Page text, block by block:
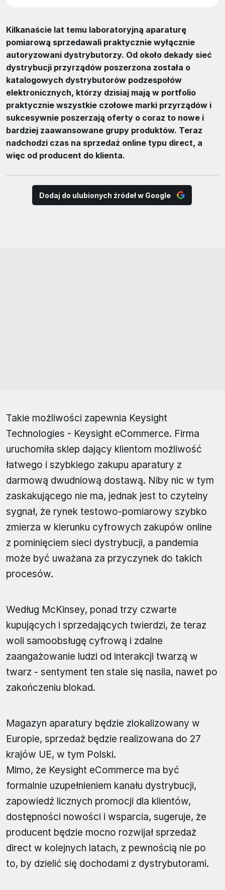
Kilkanaście lat temu laboratoryjną aparaturę
pomiarową sprzedawali praktycznie wyłącznie
autoryzowani dystrybutorzy. Od około dekady sieć
dystrybucji przyrządów poszerzona została o
katalogowych dystrybutorów podzespołów
elektronicznych, którzy dzisiaj mają w portfolio
praktycznie wszystkie czołowe marki przyrządów i
sukcesywnie poszerzają oferty o coraz to nowe i
bardziej zaawansowane grupy produktów. Teraz
nadchodzi czas na sprzedaż online typu direct, a
więc od producent do klienta.
Dodaj do ulubionych źródeł w Google
Takie możliwości zapewnia Keysight
Technologies - Keysight eCommerce. Firma
uruchomiła sklep dający klientom możliwość
łatwego i szybkiego zakupu aparatury z
darmową dwudniową dostawą. Niby nic w tym
zaskakującego nie ma, jednak jest to czytelny
sygnał, że rynek testowo-pomiarowy szybko
zmierza w kierunku cyfrowych zakupów online
z pominięciem sieci dystrybucji, a pandemia
może być uważana za przyczynek do takich
procesów.
Według McKinsey, ponad trzy czwarte
kupujących i sprzedających twierdzi, że teraz
woli samoobsługę cyfrową i zdalne
zaangażowanie ludzi od interakcji twarzą w
twarz - sentyment ten stale się nasila, nawet po
zakończeniu blokad.
Magazyn aparatury będzie zlokalizowany w
Europie, sprzedaż będzie realizowana do 27
krajów UE, w tym Polski.
Mimo, że Keysight eCommerce ma być
formalnie uzupełnieniem kanału dystrybucji,
zapowiedź licznych promocji dla klientów,
dostępności nowości i wsparcia, sugeruje, że
producent będzie mocno rozwijał sprzedaż
direct w kolejnych latach, z pewnością nie po
to, by dzielić się dochodami z dystrybutorami.